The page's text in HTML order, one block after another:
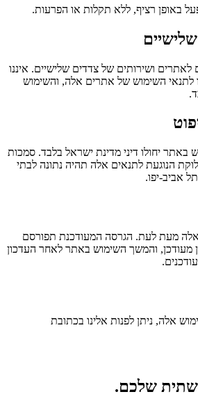
באופן רציף, ללא תקלות או הפרעות.
לאתרים ושירותים של צדדים שלישיים. איננו
לתנאי השימוש של אתרים אלה, והשימוש
באתר יחולו דיני מדינת ישראל בלבד. סמכות
הנוגעת לתנאים אלה תהיה נתונה לבתי
אביב-יפו.
מעת לעת. הגרסה המעודכנת תפורסם
מעודכן, והמשך השימוש באתר לאחר העדכון
אלה, ניתן לפנות אלינו בכתובת
שלכם.